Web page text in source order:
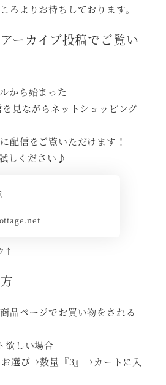
ろよりお待ちしております。
ーカイブ投稿でご覧い
から始まった
見ながらネットショッピング
配信をご覧いただけます！
しください♪
↑
品ページでお買い物をされる
欲しい場合
選び→数量『3』→カートに入